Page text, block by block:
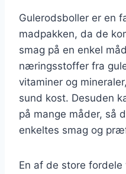
Gulerodsboller er en
madpakken, da de
smag på en enkel
næringsstoffer fra
vitaminer og
sund kost. Desuden
på mange måder, så
enkeltes smag og
En af de store